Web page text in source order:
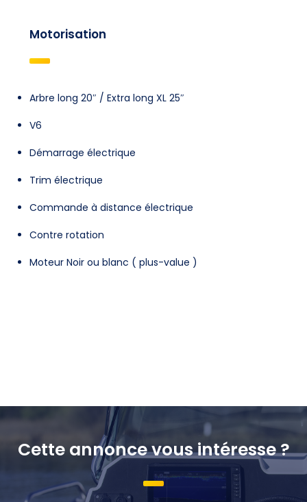
Motorisation
Arbre long 20″ / Extra long XL 25″
V6
Démarrage électrique
Trim électrique
Commande à distance électrique
Contre rotation
Moteur Noir ou blanc ( plus-value )
Cette annonce vous intéresse ?